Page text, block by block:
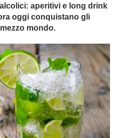
aperitivi e long drink
oggi conquistano gli
mondo.